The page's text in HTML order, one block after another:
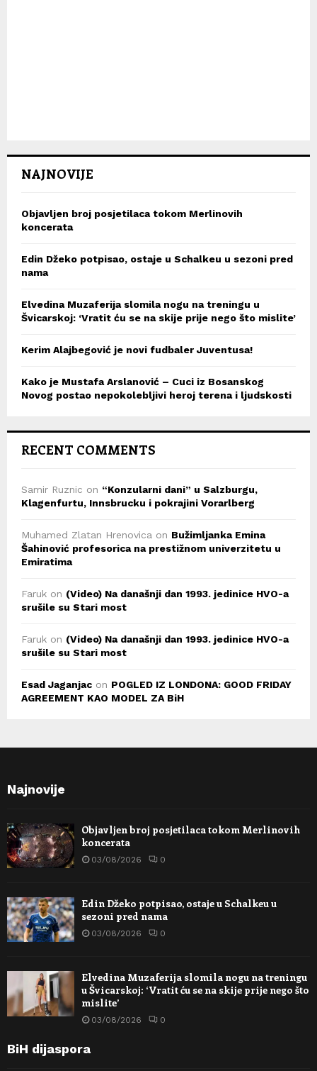
NAJNOVIJE
Objavljen broj posjetilaca tokom Merlinovih
koncerata
Edin Džeko potpisao, ostaje u Schalkeu u sezoni pred
nama
Elvedina Muzaferija slomila nogu na treningu u
Švicarskoj: ‘Vratit ću se na skije prije nego što mislite’
Kerim Alajbegović je novi fudbaler Juventusa!
Kako je Mustafa Arslanović – Cuci iz Bosanskog
Novog postao nepokolebljivi heroj terena i ljudskosti
RECENT COMMENTS
Samir Ruznic on “Konzularni dani” u Salzburgu,
Klagenfurtu, Innsbrucku i pokrajini Vorarlberg
Muhamed Zlatan Hrenovica on Bužimljanka Emina
Šahinović profesorica na prestižnom univerzitetu u
Emiratima
Faruk on (Video) Na današnji dan 1993. jedinice HVO-a
srušile su Stari most
Faruk on (Video) Na današnji dan 1993. jedinice HVO-a
srušile su Stari most
Esad Jaganjac on POGLED IZ LONDONA: GOOD FRIDAY
AGREEMENT KAO MODEL ZA BiH
Najnovije
Objavljen broj posjetilaca tokom Merlinovih
koncerata
03/08/2026 0
Edin Džeko potpisao, ostaje u Schalkeu u
sezoni pred nama
03/08/2026 0
Elvedina Muzaferija slomila nogu na treningu
u Švicarskoj: ‘Vratit ću se na skije prije nego što
mislite’
03/08/2026 0
BiH dijaspora